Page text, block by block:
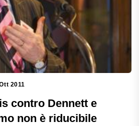
2011
contro Dennett e
non è riducibile